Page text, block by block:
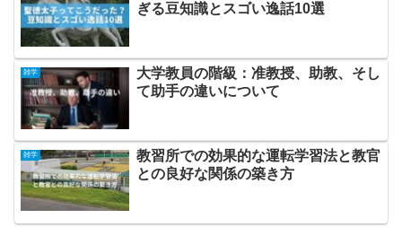
ぎる豆知識とスゴい逸話10選
雑学
大学教員の階級：准教授、助教、そし
て助手の違いについて
雑学
教習所での効果的な運転学習法と教官
との良好な関係の築き方